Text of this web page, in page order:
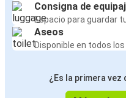
Consigna de
Espacio para guardar
Aseos
Disponible en todos los
¿Es la primera